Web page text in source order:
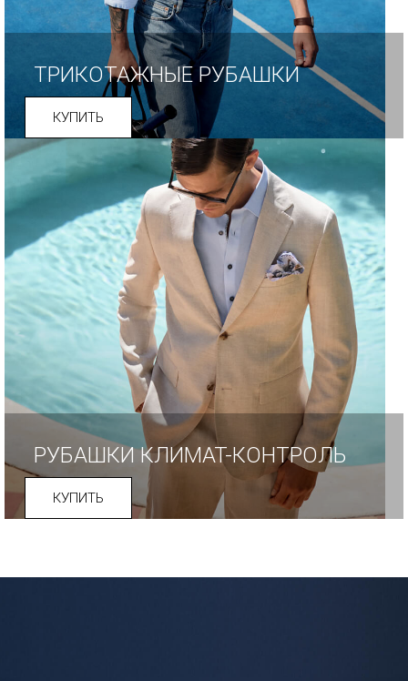
ТРИКОТАЖНЫЕ РУБАШКИ
КУПИТЬ
РУБАШКИ КЛИМАТ-КОНТРОЛЬ
КУПИТЬ